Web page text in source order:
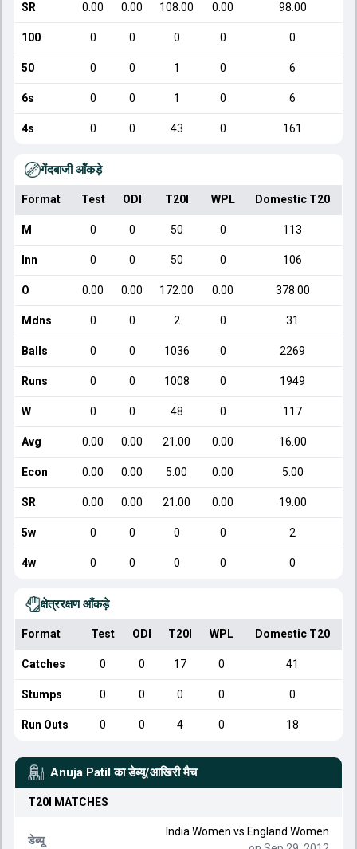
SR 0.00 0.00 108.00 0.00 98.00
100 0 0 0 0 0
50 0 0 1 0 6
6s 0 0 1 0 6
4s 0 0 43 0 161
गेंदबाजी आँकड़े
Format Test ODI T20I WPL Domestic T20
M 0 0 50 0 113
Inn 0 0 50 0 106
O 0.00 0.00 172.00 0.00 378.00
Mdns 0 0 2 0 31
Balls 0 0 1036 0 2269
Runs 0 0 1008 0 1949
W 0 0 48 0 117
Avg 0.00 0.00 21.00 0.00 16.00
Econ 0.00 0.00 5.00 0.00 5.00
SR 0.00 0.00 21.00 0.00 19.00
5w 0 0 0 0 2
4w 0 0 0 0 0
क्षेत्ररक्षण आँकड़े
Format Test ODI T20I WPL Domestic T20
Catches 0 0 17 0 41
Stumps 0 0 0 0 0
Run Outs 0 0 4 0 18
Anuja Patil का डेब्यू/आखिरी मैच
T20I MATCHES
डेब्यू
India Women vs England Women